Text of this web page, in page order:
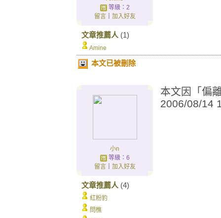
等級：2
留言｜ 加入好友
文章推薦人 (1)
Amine
本文已被刪除
小n
等級：6
留言｜ 加入好友
文章推薦人 (4)
紅粉豹
問樵
本文因「偏
2006/08/14